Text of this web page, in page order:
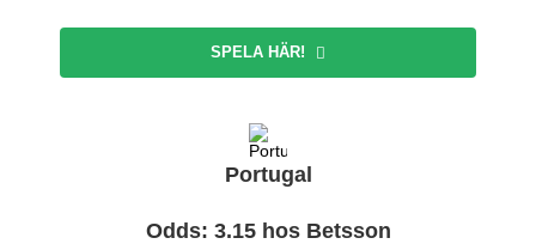
SPELA HÄR!
Portugal
Odds: 3.15 hos Betsson